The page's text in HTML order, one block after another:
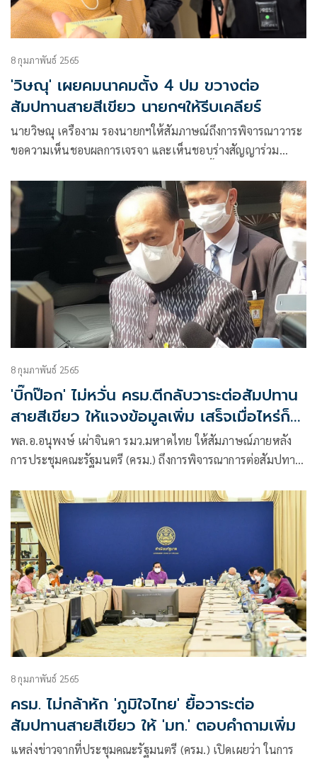
8 กุมภาพันธ์ 2565
'วิษณุ' เผยคมนาคมตั้ง 4 ปม ขวางต่อ
สัมปทานสายสีเขียว นายกฯให้รีบเคลียร์
นายวิษณุ เครืองาม รองนายกฯให้สัมภาษณ์ถึงการพิจารณาวาระ
ขอความเห็นชอบผลการเจรจา และเห็นชอบร่างสัญญาร่วม
เข้าคณะรัฐมนตรีอีกครั้งหนึ่ง ถือว่าผ่านการพิจารณาจากคณะ
รัฐมนตรีแต่ยังไม่เสร็จ
8 กุมภาพันธ์ 2565
'บิ๊กป๊อก' ไม่หวั่น ครม.ตีกลับวาระต่อสัมปทาน
สายสีเขียว ให้แจงข้อมูลเพิ่ม เสร็จเมื่อไหร่ก็
เสนออีก
พล.อ.อนุพงษ์ เผ่าจินดา รมว.มหาดไทย ให้สัมภาษณ์ภายหลัง
การประชุมคณะรัฐมนตรี (ครม.) ถึงการพิจารณาการต่อสัมปทาน
ชี้แจงเพิ่มเติม ครม.จึงมีมติให้ไปชี้แจงเพิ่มเติมแล้วนำเรื่องกลับ
เข้ามาครม.ใหม่ ซึ่งเป็นไปตามที่กระทรวงคมนาคม
8 กุมภาพันธ์ 2565
ครม. ไม่กล้าหัก 'ภูมิใจไทย' ยื้อวาระต่อ
สัมปทานสายสีเขียว ให้ 'มท.' ตอบคำถามเพิ่ม
แหล่งข่าวจากที่ประชุมคณะรัฐมนตรี (ครม.) เปิดเผยว่า ในการ